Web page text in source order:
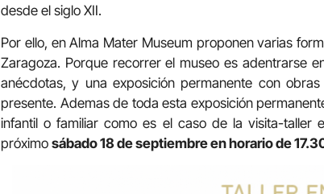
desde el siglo XII.
Por ello, en Alma Mater Museum proponen varias
Zaragoza. Porque recorrer el museo es adentrarse
anécdotas, y una exposición permanente con
presente. Ademas de toda esta exposición
infantil o familiar como es el caso de la visita-taller
próximo sábado 18 de septiembre en horario de